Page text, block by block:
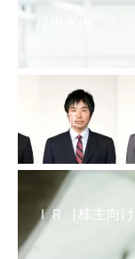
採用案内
社員証
ＩＲ［株主向